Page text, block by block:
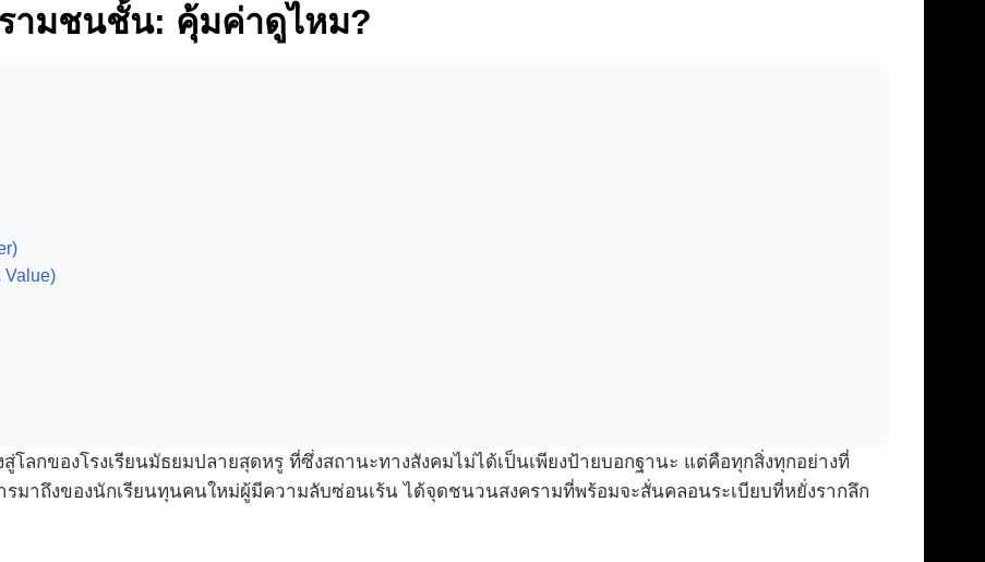
ามชนชั้น: คุ้มค่าดูไหม?
โลกของโรงเรียนมัธยมปลายสุดหรู ที่ซึ่งสถานะทางสังคมไม่ได้เป็นเพียงป้ายบอกฐานะ แต่คือทุกสิ่งทุกอย่างที่
าถึงของนักเรียนทุนคนใหม่ผู้มีความลับซ่อนเร้น ได้จุดชนวนสงครามที่พร้อมจะสั่นคลอนระเบียบที่หยั่งรากลึก